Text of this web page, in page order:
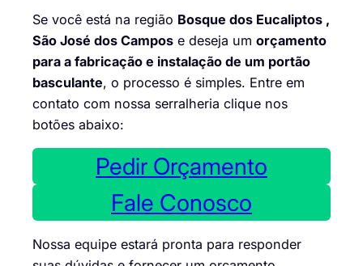
Se você está na região Bosque dos Eucaliptos ,
São José dos Campos e deseja um orçamento
para a fabricação e instalação de um portão
basculante, o processo é simples. Entre em
contato com nossa serralheria clique nos
botões abaixo:
Pedir Orçamento
Fale Conosco
Nossa equipe estará pronta para responder